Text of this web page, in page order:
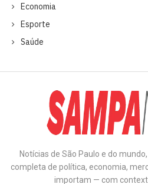
Economia
Esporte
Saúde
Notícias de São Paulo e do
completa de política, economia,
importam — com